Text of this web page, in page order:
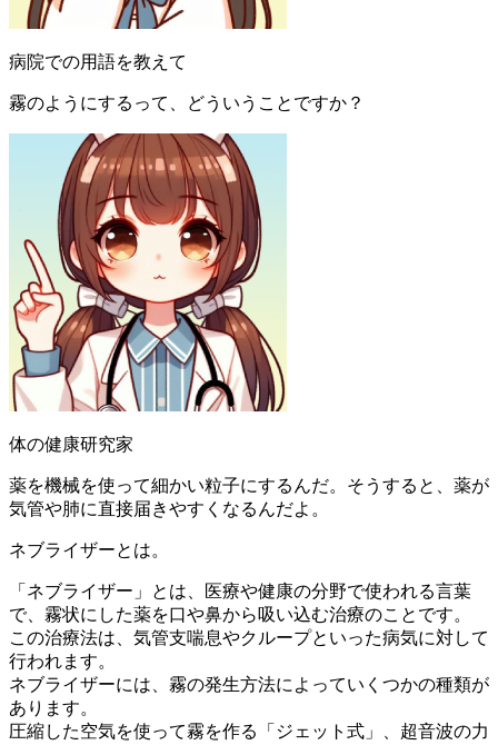
病院での用語を教えて
霧のようにするって、どういうことですか？
体の健康研究家
薬を機械を使って細かい粒子にするんだ。そうすると、薬が
気管や肺に直接届きやすくなるんだよ。
ネブライザーとは。
「ネブライザー」とは、医療や健康の分野で使われる言葉
で、霧状にした薬を口や鼻から吸い込む治療のことです。
この治療法は、気管支喘息やクループといった病気に対して
行われます。
ネブライザーには、霧の発生方法によっていくつかの種類が
あります。
圧縮した空気を使って霧を作る「ジェット式」、超音波の力